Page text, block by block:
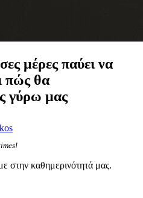
μέρες παύει να
πώς θα
γύρω μας
στην καθημερινότητά μας.